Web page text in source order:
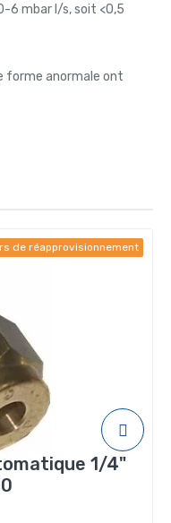
6 mbar l/s, soit <0,5
forme anormale ont
de réapprovisionnement
1/4"